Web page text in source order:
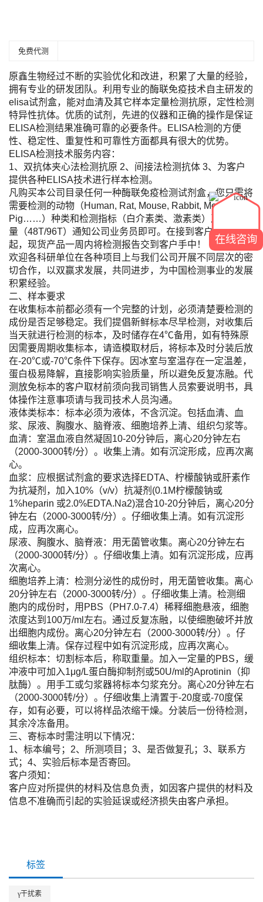
免费代测
原鑫生物经过不断的实验优化和改进，积累了大量的经验，
拥有专业的研发团队。利用专业的酶联免疫技术自主研发的
elisa试剂盒，能对血清及其它样本定量检测抗原，定性检测
特异性抗体。优质的试剂，先进的仪器和正确的操作是保证
ELISA检测结果准确可靠的必要条件。ELISA检测的方便
性、稳定性、重复性和可靠性方面都具有很大的优势。
ELISA检测技术服务内容：
1、双抗体夹心法检测抗原 2、间接法检测抗体 3、为客户
提供各种ELISA技术进行样本检测。
凡购买本公司目录任何一种酶联免疫检测试剂盒，您只需将
需要检测的动物（Human, Rat, Mouse, Rabbit, Monkey,
Pig……）种类和检测指标（白介素类、激素类）及标本数
量（48T/96T）通知公司业务员即可。在接到客户标本当日
起，现货产品一周内将检测报告交到客户手中！
欢迎各科研单位在各种项目上与我们公司开展不同层次的密
切合作，以双赢求发展，共同进步，为中国检测事业的发展
积累经验。
二、样本要求
在收集标本前都必须有一个完整的计划，必须清楚要检测的
成份是否足够稳定。我们提倡新鲜标本尽早检测，对收集后
当天就进行检测的标本，及时储存在4℃备用，如有特殊原
因需要周期收集标本，请造模取材后，将标本及时分装后放
在-20℃或-70℃条件下保存。因冰室与室温存在一定温差，
蛋白极易降解，直接影响实验质量，所以避免反复冻融。代
测放免标本的客户取材前须向我司销售人员索要说明书，具
体操作注意事项请与我司技术人员沟通。
液体类标本：标本必须为液体，不含沉淀。包括血清、血
浆、尿液、胸腹水、脑脊液、细胞培养上清、组织匀浆等。
血清：室温血液自然凝固10-20分钟后，离心20分钟左右
（2000-3000转/分）。收集上清。如有沉淀形成，应再次离
心。
血浆：应根据试剂盒的要求选择EDTA、柠檬酸钠或肝素作
为抗凝剂，加入10%（v/v）抗凝剂(0.1M柠檬酸钠或
1%heparin 或2.0%EDTA.Na2)混合10-20分钟后，离心20分
钟左右（2000-3000转/分）。仔细收集上清。如有沉淀形
成，应再次离心。
尿液、胸腹水、脑脊液：用无菌管收集。离心20分钟左右
（2000-3000转/分）。仔细收集上清。如有沉淀形成，应再
次离心。
细胞培养上清：检测分泌性的成份时，用无菌管收集。离心
20分钟左右（2000-3000转/分）。仔细收集上清。检测细
胞内的成份时，用PBS（PH7.0-7.4）稀释细胞悬液，细胞
浓度达到100万/ml左右。通过反复冻融，以使细胞破坏并放
出细胞内成份。离心20分钟左右（2000-3000转/分）。仔
细收集上清。保存过程中如有沉淀形成，应再次离心。
组织标本：切割标本后，称取重量。加入一定量的PBS，缓
冲液中可加入1μg/L蛋白酶抑制剂或50U/ml的Aprotinin（抑
肽酶）。用手工或匀浆器将标本匀浆充分。离心20分钟左右
（2000-3000转/分）。仔细收集上清置于-20度或-70度保
存，如有必要，可以将样品浓缩干燥。分装后一份待检测，
其余冷冻备用。
三、寄标本时需注明以下情况：
1、标本编号；2、所测项目；3、是否做复孔；3、联系方
式；4、实验后标本是否寄回。
客户须知：
客户应对所提供的材料及信息负责，如因客户提供的材料及
信息不准确而引起的实验延误或经济损失由客户承担。
标签
γ干扰素
在线咨询